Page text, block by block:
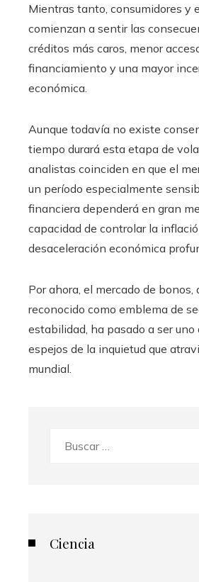
Mientras tanto, consumidores y
comienzan a sentir las
créditos más caros, menor
financiamiento y una mayor
económica.
Aunque todavía no existe
tiempo durará esta etapa de
analistas coinciden en que el
un período especialmente
financiera dependerá en gran
capacidad de controlar la
desaceleración económica
Por ahora, el mercado de bonos,
reconocido como emblema de
estabilidad, ha pasado a ser
espejos de la inquietud que
mundial.
Ciencia